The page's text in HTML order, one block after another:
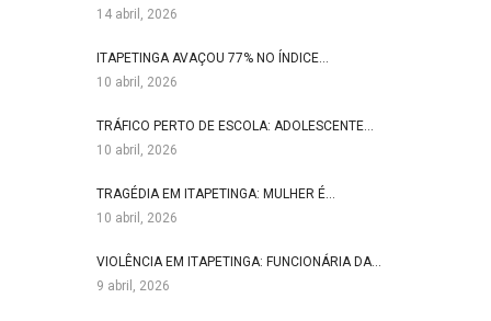
14 abril, 2026
ITAPETINGA AVAÇOU 77% NO ÍNDICE…
10 abril, 2026
TRÁFICO PERTO DE ESCOLA: ADOLESCENTE…
10 abril, 2026
TRAGÉDIA EM ITAPETINGA: MULHER É…
10 abril, 2026
VIOLÊNCIA EM ITAPETINGA: FUNCIONÁRIA DA…
9 abril, 2026